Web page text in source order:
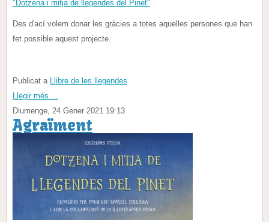
"Dotzena i mitja de llegendes del Pinet"
Des d'ací volem donar les gràcies a totes aquelles persones que han
fet possible aquest projecte.
Publicat a
Llibre de les llegendes
Llegir més ...
Diumenge, 24 Gener 2021 19:13
Agraïment